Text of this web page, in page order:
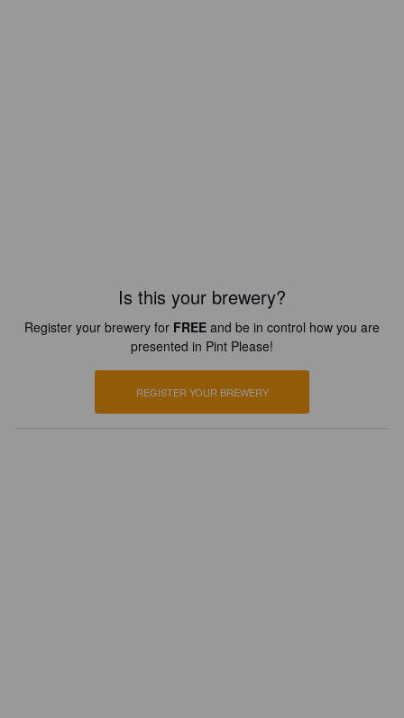
Is this your brewery?
Register your brewery for FREE and be in control how you are
presented in Pint Please!
REGISTER YOUR BREWERY